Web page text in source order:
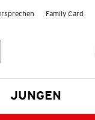
Family Card
JUNGEN